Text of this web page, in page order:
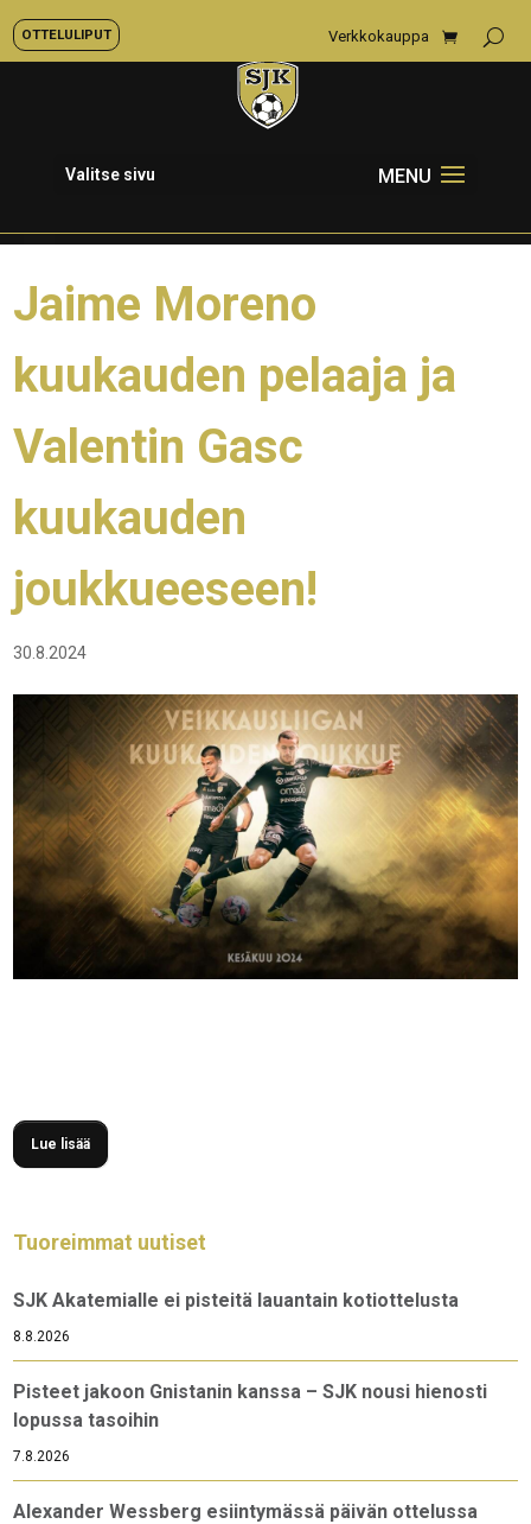
OTTELULIPUT Verkkokauppa
Valitse sivu
Jaime Moreno
kuukauden pelaaja ja
Valentin Gasc
kuukauden
joukkueeseen!
30.8.2024
Lue lisää
Tuoreimmat uutiset
SJK Akatemialle ei pisteitä lauantain kotiottelusta
8.8.2026
Pisteet jakoon Gnistanin kanssa – SJK nousi hienosti
lopussa tasoihin
7.8.2026
Alexander Wessberg esiintymässä päivän ottelussa